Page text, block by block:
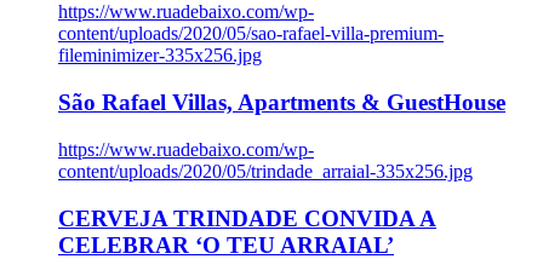
https://www.ruadebaixo.com/wp-
content/uploads/2020/05/sao-rafael-villa-premium-
fileminimizer-335x256.jpg
São Rafael Villas, Apartments & GuestHouse
https://www.ruadebaixo.com/wp-
content/uploads/2020/05/trindade_arraial-335x256.jpg
CERVEJA TRINDADE CONVIDA A
CELEBRAR ‘O TEU ARRAIAL’